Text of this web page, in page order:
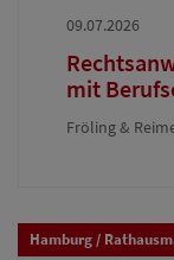
09.07.2026
mit
Fröling &
Hamburg /